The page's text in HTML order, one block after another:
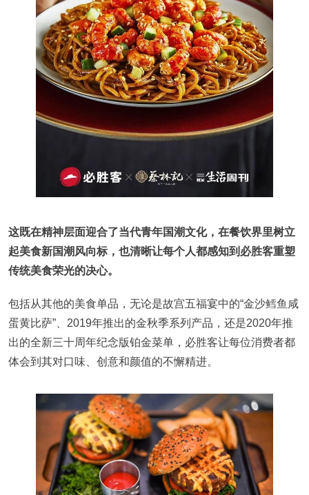
这既在精神层面迎合了当代青年国潮文化，在餐饮界里树立
起美食新国潮风向标，也清晰让每个人都感知到必胜客重塑
传统美食荣光的决心。
包括从其他的美食单品，无论是故宫五福宴中的“金沙鳕鱼咸
蛋黄比萨”、2019年推出的金秋季系列产品，还是2020年推
出的全新三十周年纪念版铂金菜单，必胜客让每位消费者都
体会到其对口味、创意和颜值的不懈精进。